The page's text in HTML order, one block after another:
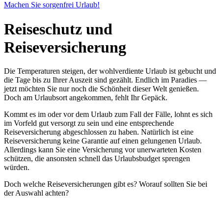
Machen Sie sorgenfrei Urlaub!
Reiseschutz und
Reiseversicherung
Die Temperaturen steigen, der wohlverdiente Urlaub ist gebucht und
die Tage bis zu Ihrer Auszeit sind gezählt. Endlich im Paradies —
jetzt möchten Sie nur noch die Schönheit dieser Welt genießen.
Doch am Urlaubsort angekommen, fehlt Ihr Gepäck.
Kommt es im oder vor dem Urlaub zum Fall der Fälle, lohnt es sich
im Vorfeld gut versorgt zu sein und eine entsprechende
Reiseversicherung abgeschlossen zu haben. Natürlich ist eine
Reiseversicherung keine Garantie auf einen gelungenen Urlaub.
Allerdings kann Sie eine Versicherung vor unerwarteten Kosten
schützen, die ansonsten schnell das Urlaubsbudget sprengen
würden.
Doch welche Reiseversicherungen gibt es? Worauf sollten Sie bei
der Auswahl achten?